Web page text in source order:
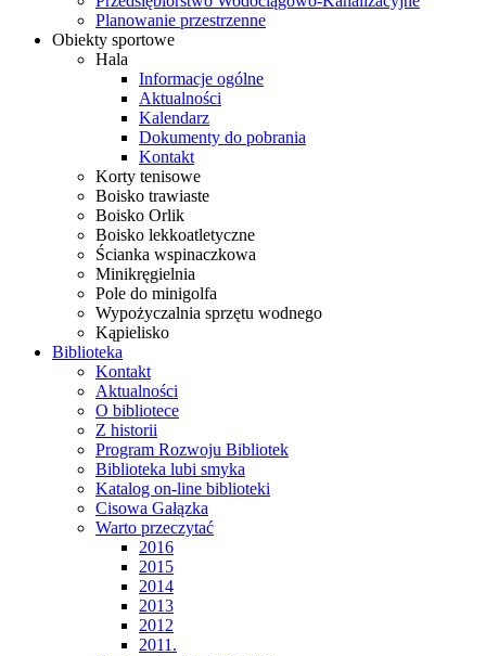
Planowanie przestrzenne
Obiekty sportowe
Hala
Informacje ogólne
Aktualności
Kalendarz
Dokumenty do pobrania
Kontakt
Korty tenisowe
Boisko trawiaste
Boisko Orlik
Boisko lekkoatletyczne
Ścianka wspinaczkowa
Minikręgielnia
Pole do minigolfa
Wypożyczalnia sprzętu wodnego
Kąpielisko
Biblioteka
Kontakt
Aktualności
O bibliotece
Z historii
Program Rozwoju Bibliotek
Biblioteka lubi smyka
Katalog on-line biblioteki
Cisowa Gałązka
Warto przeczytać
2016
2015
2014
2013
2012
2011.